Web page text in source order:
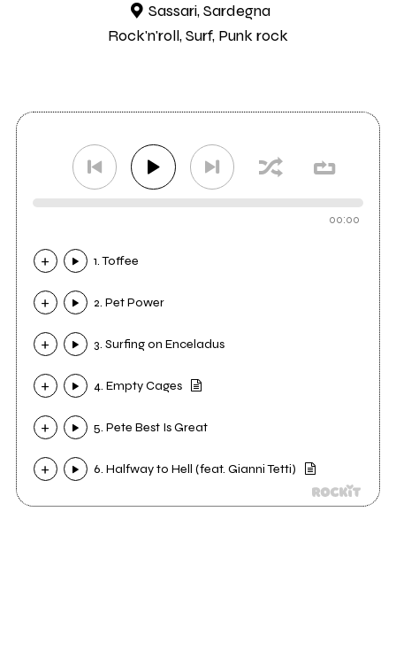
Sassari, Sardegna
Rock'n'roll, Surf, Punk rock
00:00
1. Toffee
2. Pet Power
3. Surfing on Enceladus
4. Empty Cages
5. Pete Best Is Great
6. Halfway to Hell (feat. Gianni Tetti)